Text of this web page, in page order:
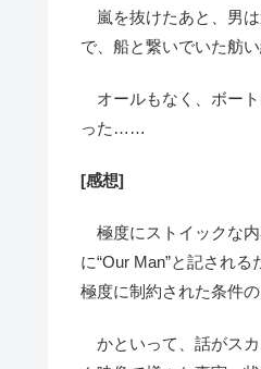
嵐を抜けたあと、男は
で、船と繋いでいた舫
オールもなく、ボート
った……
[感想]
極度にストイックな内
に“Our Man”と記され
極度に制約された条件
かといって、話がスカ